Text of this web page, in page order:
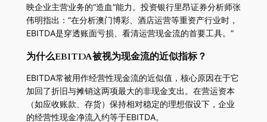
映企业主营业务的“造血”能力。投资银行里昂证券分析师张
伟明指出：“在分析澳门博彩、酒店运营等重资产行业时，
EBITDA是穿透账面亏损、看清运营现金流的首要工具。”
为什么EBITDA被视为现金流的近似指标？
EBITDA常被用作经营性现金流的近似值，核心原因在于它
加回了折旧与摊销这两项最大的非现金支出。在营运资本
（如应收账款、存货）保持相对稳定的理想假设下，企业
的经营性现金净流入约等于EBITDA。